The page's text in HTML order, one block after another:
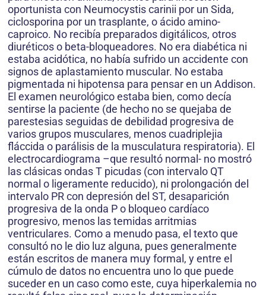
oportunista con Neumocystis carinii por un Sida,
ciclosporina por un trasplante, o ácido amino-
caproico. No recibía preparados digitálicos, otros
diuréticos o beta-bloqueadores. No era diabética ni
estaba acidótica, no había sufrido un accidente con
signos de aplastamiento muscular. No estaba
pigmentada ni hipotensa para pensar en un Addison.
El examen neurológico estaba bien, como decía
sentirse la paciente (de hecho no se quejaba de
parestesias seguidas de debilidad progresiva de
varios grupos musculares, menos cuadriplejia
fláccida o parálisis de la musculatura respiratoria). El
electrocardiograma –que resultó normal- no mostró
las clásicas ondas T picudas (con intervalo QT
normal o ligeramente reducido), ni prolongación del
intervalo PR con depresión del ST, desaparición
progresiva de la onda P o bloqueo cardíaco
progresivo, menos las temidas arritmias
ventriculares. Como a menudo pasa, el texto que
consultó no le dio luz alguna, pues generalmente
están escritos de manera muy formal, y entre el
cúmulo de datos no encuentra uno lo que puede
suceder en un caso como este, cuya hiperkalemia no